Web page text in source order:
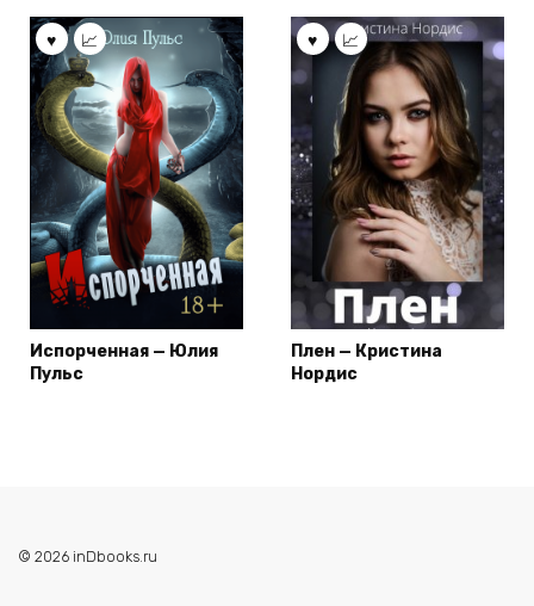
Испорченная — Юлия
Пульс
Плен — Кристина
Нордис
© 2026 inDbooks.ru